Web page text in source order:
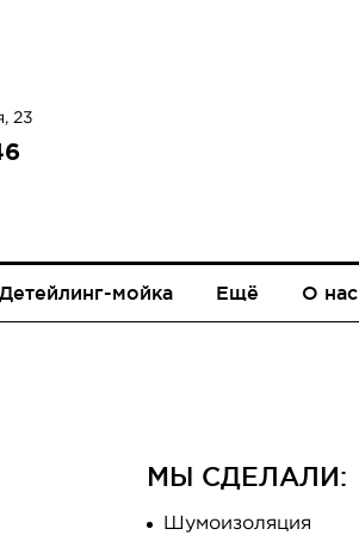
23
Детейлинг-мойка Ещё О нас
МЫ СДЕЛАЛИ:
Шумоизоляция